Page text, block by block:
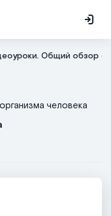
Общий обзор
человека